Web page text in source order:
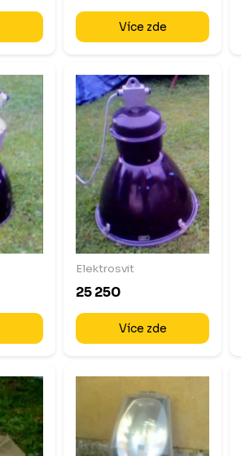
Více zde
Elektrosvit
25 250
Více zde